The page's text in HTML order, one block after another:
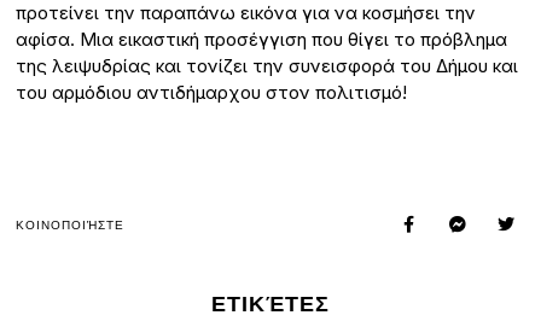
προτείνει την παραπάνω εικόνα για να κοσμήσει την
αφίσα. Μια εικαστική προσέγγιση που θίγει το πρόβλημα
της λειψυδρίας και τονίζει την συνεισφορά του Δήμου και
του αρμόδιου αντιδήμαρχου στον πολιτισμό!
ΚΟΙΝΟΠΟΙΉΣΤΕ
ΕΤΙΚΈΤΕΣ